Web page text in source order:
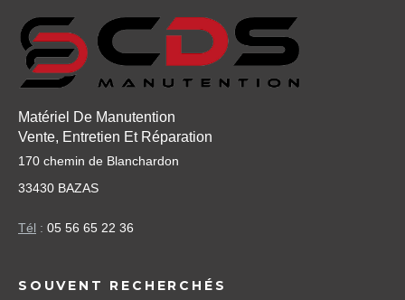
Matériel De Manutention
Vente, Entretien Et Réparation
170 chemin de Blanchardon
33430 BAZAS
Tél : 05 56 65 22 36
SOUVENT RECHERCHÉS